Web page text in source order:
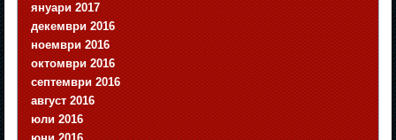
януари 2017
декември 2016
ноември 2016
октомври 2016
септември 2016
август 2016
юли 2016